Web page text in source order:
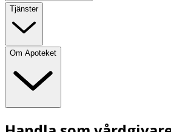
Tjänster
Om Apoteket